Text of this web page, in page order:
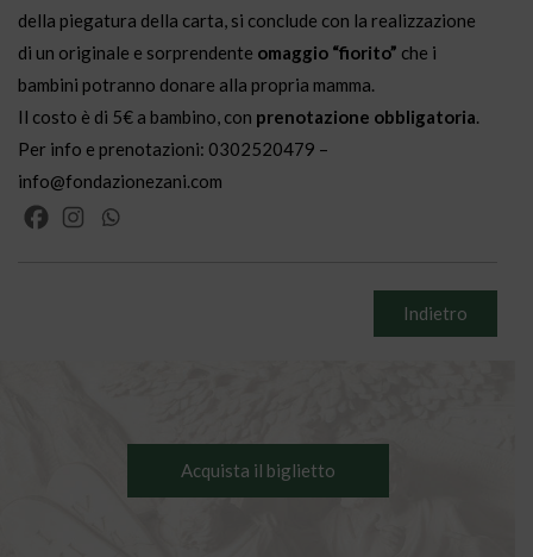
della piegatura della carta, si conclude con la realizzazione
di un originale e sorprendente omaggio “fiorito” che i
bambini potranno donare alla propria mamma.
Il costo è di 5€ a bambino, con prenotazione obbligatoria.
Per info e prenotazioni: 0302520479 –
info@fondazionezani.com
Indietro
Acquista il biglietto